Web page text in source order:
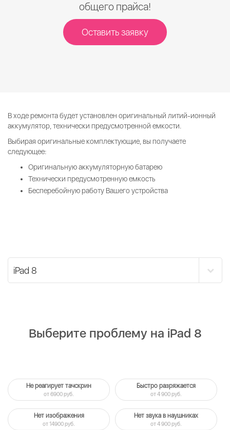
общего прайса!
Оставить заявку
В ходе ремонта будет установлен оригинальный литий-ионный
аккумулятор, технически предусмотренной емкости.
Выбирая оригинальные комплектующие, вы получаете
следующее:
Оригинальную аккумуляторную батарею
Технически предусмотренную емкость
Бесперебойную работу Вашего устройства
Выберите проблему на iPad 8
Не реагирует тачскрин
от 6900 руб.
Быстро разряжается
от 4 900 руб.
Нет изображения
от 14900 руб.
Нет звука в наушниках
от 4 900 руб.